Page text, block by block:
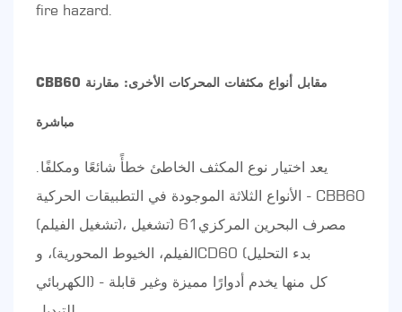
fire hazard.
CBB60 مقابل أنواع مكثفات المحركات الأخرى: مقارنة
مباشرة
يعد اختيار نوع المكثف الخاطئ خطأً شائعًا ومكلفًا.
الأنواع الثلاثة الموجودة في التطبيقات الحركية - CBB60
(تشغيل الفيلم)، مصرف البحرين المركزي61 (تشغيل
الفيلم، الخيوط المحورية)، وCD60 (بدء التحليل
الكهربائي) - كل منها يخدم أدوارًا مميزة وغير قابلة